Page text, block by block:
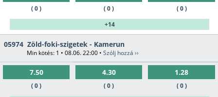
Jégkorong
( 0 ) ( 0 )
( 0 )
+14
05974 Zöld-foki-szigetek - Kamerun
Min kötés: 1 • 08.06. 22:00 • Szólj hozzá ››
7.50
( 0 )
4.30
( 0 )
1.28
( 0 )